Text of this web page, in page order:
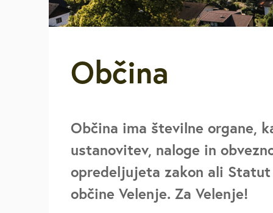
Za mlade in
Urejanje
Varstvo okolja
Mestna
Občina
Občina ima številne organe,
ustanovitev, naloge in
opredeljujeta zakon ali
občine Velenje. Za Velenje!